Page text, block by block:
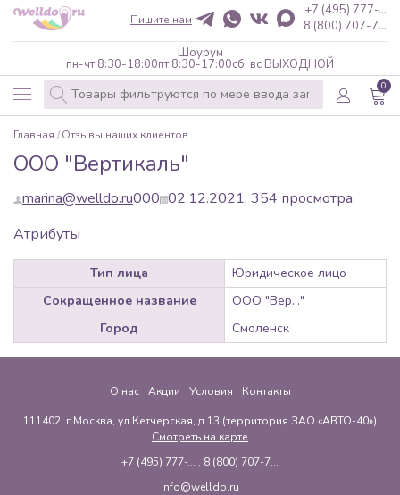
Шоурум
пн-чт 8:30-18:00пт 8:30-17:00сб, вс ВЫХОДНОЙ
+7 (495) 777-...
8 (800) 707-7...
Пишите нам
0
Главная Отзывы наших клиентов
ООО "Вертикаль"
marina@welldo.ru000 02.12.2021, 354 просмотра.
Атрибуты
Тип лица
Юридическое лицо
Сокращенное название
ООО "Вер..."
Город
Смоленск
О нас Акции Условия Контакты
111402, г.Москва, ул.Кетчерская, д.13 (территория ЗАО «АВТО-40»)
Смотреть на карте
+7 (495) 777-... , 8 (800) 707-7...
info@welldo.ru